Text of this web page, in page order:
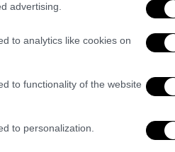
advertising.
to analytics like cookies on
to functionality of the website
to personalization.
Journal με
(Jeff
σκοτεινές
δικτύου στο
Set To